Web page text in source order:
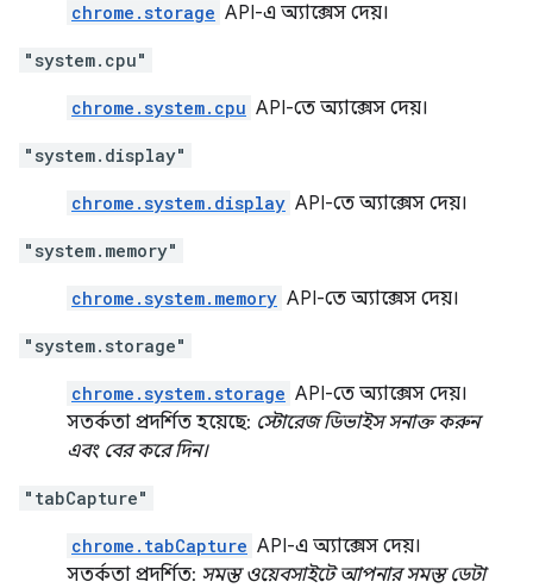
chrome.storage API-এ অ্যাক্সেস দেয়।
"system.cpu"
chrome.system.cpu API-তে অ্যাক্সেস দেয়।
"system.display"
chrome.system.display API-তে অ্যাক্সেস দেয়।
"system.memory"
chrome.system.memory API-তে অ্যাক্সেস দেয়।
"system.storage"
chrome.system.storage API-তে অ্যাক্সেস দেয়।
সতর্কতা প্রদর্শিত হয়েছে: স্টোরেজ ডিভাইস সনাক্ত করুন
এবং বের করে দিন।
"tabCapture"
chrome.tabCapture API-এ অ্যাক্সেস দেয়।
সতর্কতা প্রদর্শিত: সমস্ত ওয়েবসাইটে আপনার সমস্ত ডেটা